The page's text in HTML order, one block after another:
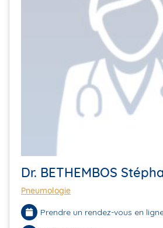
Dr. BETHEMBOS
Pneumologie
Prendre un rendez-vous en